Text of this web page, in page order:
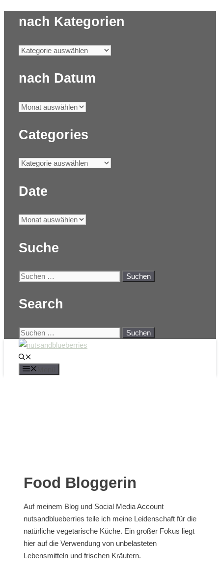
nach Kategorien
nach Datum
Categories
Date
Suche
Search
Food Bloggerin
Auf meinem Blog und Social Media Account
nutsandblueberries teile ich meine Leidenschaft für die
natürliche vegetarische Küche. Ein großer Fokus liegt
hier auf die Verwendung von unbelasteten
Lebensmitteln und frischen Kräutern.